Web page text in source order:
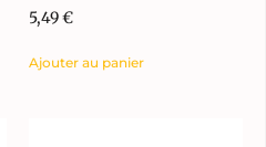
5,49€
Ajouter au panier